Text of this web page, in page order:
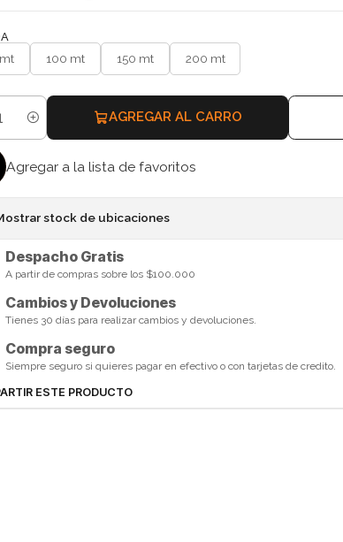
100 mt 150 mt 200 mt
AGREGAR AL CARRO
Agregar a la lista de favoritos
stock de ubicaciones
Despacho Gratis
A partir de compras sobre los $100.000
Cambios y Devoluciones
Tienes 30 días para realizar cambios y devoluciones.
Compra seguro
Siempre seguro si quieres pagar en efectivo o con tarjetas de credito.
ESTE PRODUCTO